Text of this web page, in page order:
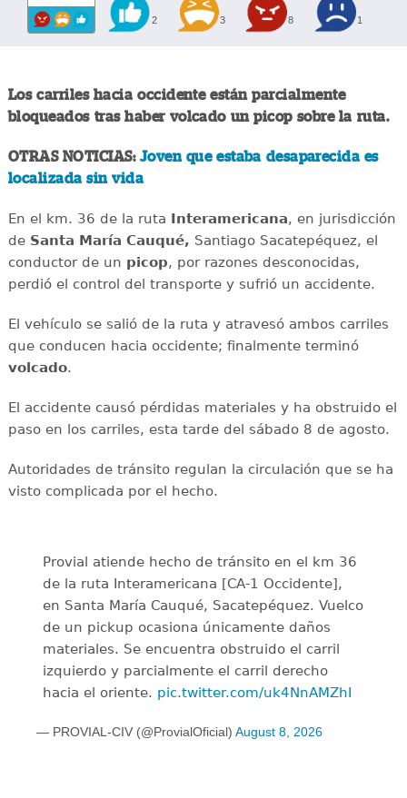
2 3 8 1
Los carriles hacia occidente están parcialmente
bloqueados tras haber volcado un picop sobre la ruta.
OTRAS NOTICIAS:Joven que estaba desaparecida es
localizada sin vida
En el km. 36 de la ruta Interamericana, en jurisdicción
de Santa María Cauqué, Santiago Sacatepéquez, el
conductor de un picop, por razones desconocidas,
perdió el control del transporte y sufrió un accidente.
El vehículo se salió de la ruta y atravesó ambos carriles
que conducen hacia occidente; finalmente terminó
volcado.
El accidente causó pérdidas materiales y ha obstruido el
paso en los carriles, esta tarde del sábado 8 de agosto.
Autoridades de tránsito regulan la circulación que se ha
visto complicada por el hecho.
Provial atiende hecho de tránsito en el km 36
de la ruta Interamericana [CA-1 Occidente],
en Santa María Cauqué, Sacatepéquez. Vuelco
de un pickup ocasiona únicamente daños
materiales. Se encuentra obstruido el carril
izquierdo y parcialmente el carril derecho
hacia el oriente. pic.twitter.com/uk4NnAMZhI
— PROVIAL-CIV (@ProvialOficial) August 8, 2026